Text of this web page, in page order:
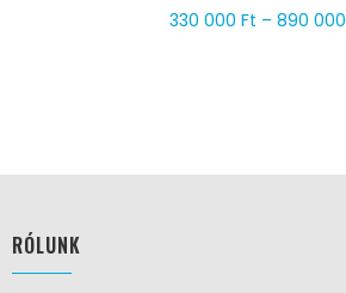
330 000 Ft – 890 000
RÓLUNK